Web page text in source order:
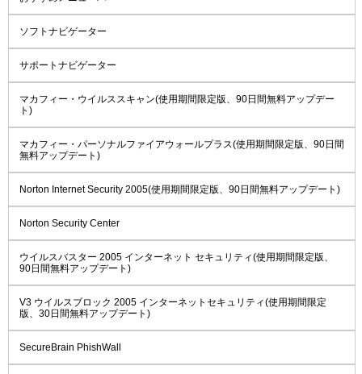
ソフトナビゲーター
サポートナビゲーター
マカフィー・ウイルススキャン(使用期間限定版、90日間無料アップデー
ト)
マカフィー・パーソナルファイアウォールプラス(使用期間限定版、90日間
無料アップデート)
Norton Internet Security 2005(使用期間限定版、90日間無料アップデート)
Norton Security Center
ウイルスバスター 2005 インターネット セキュリティ(使用期間限定版、
90日間無料アップデート)
V3 ウイルスブロック 2005 インターネットセキュリティ(使用期間限定
版、30日間無料アップデート)
SecureBrain PhishWall